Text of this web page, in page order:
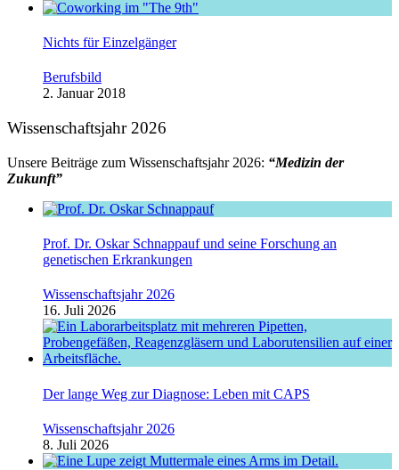
Nichts für Einzelgänger
Berufsbild
2. Januar 2018
Wissenschaftsjahr 2026
Unsere Beiträge zum Wissenschaftsjahr 2026: “Medizin der
Zukunft”
Prof. Dr. Oskar Schnappauf und seine Forschung an
genetischen Erkrankungen
Wissenschaftsjahr 2026
16. Juli 2026
Der lange Weg zur Diagnose: Leben mit CAPS
Wissenschaftsjahr 2026
8. Juli 2026